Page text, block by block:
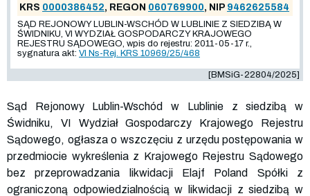
KRS 0000386452, REGON 060769900, NIP 9462625584
SĄD REJONOWY LUBLIN-WSCHÓD W LUBLINIE Z SIEDZIBĄ W
ŚWIDNIKU, VI WYDZIAŁ GOSPODARCZY KRAJOWEGO
REJESTRU SĄDOWEGO, wpis do rejestru: 2011-05-17 r.,
sygnatura akt: VI Ns-Rej. KRS 10969/25/468
[BMSiG-22804/2025]
Sąd Rejonowy Lublin-Wschód w Lublinie z siedzibą w
Świdniku, VI Wydział Gospodarczy Krajowego Rejestru
Sądowego, ogłasza o wszczęciu z urzędu postępowania w
przedmiocie wykreślenia z Krajowego Rejestru Sądowego
bez przeprowadzania likwidacji Elajf Poland Spółki z
ograniczoną odpowiedzialnością w likwidacji z siedzibą w